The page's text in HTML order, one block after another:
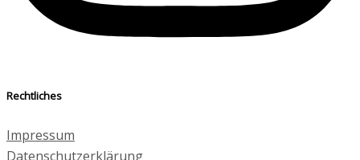
Rechtliches
Impressum
Datenschutzerklärung